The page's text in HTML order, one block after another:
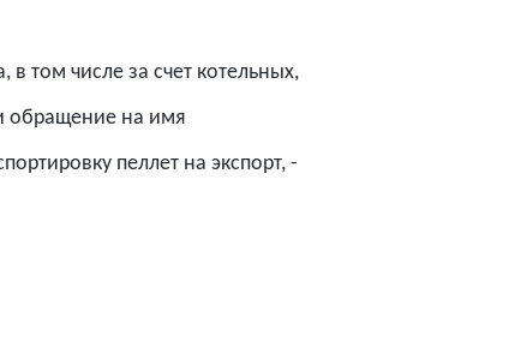
том числе за счет котельных,
обращение на имя
пеллет на экспорт, -